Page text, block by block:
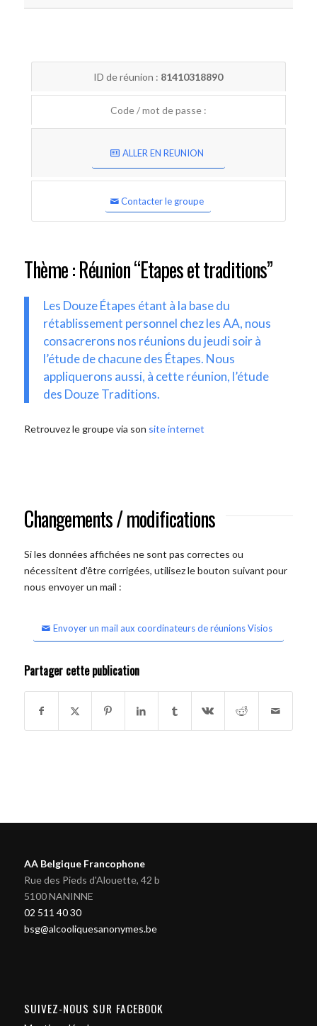
ID de réunion : 81410318890
Code / mot de passe :
ALLER EN REUNION
Contacter le groupe
Thème : Réunion “Etapes et traditions”
Les Douze Étapes étant à la base du
rétablissement personnel chez les AA, nous
consacrerons nos réunions du jeudi soir à
l’étude de chacune des Étapes. Nous
appliquerons aussi, à cette réunion, l’étude
des Douze Traditions.
Retrouvez le groupe via son site internet
Changements / modifications
Si les données affichées ne sont pas correctes ou
nécessitent d'être corrigées, utilisez le bouton suivant pour
nous envoyer un mail :
Envoyer un mail aux coordinateurs de réunions Visios
Partager cette publication
AA Belgique Francophone
Rue des Pieds d'Alouette, 42 b
5100 NANINNE
02 511 40 30
bsg@alcooliquesanonymes.be
SUIVEZ-NOUS SUR FACEBOOK